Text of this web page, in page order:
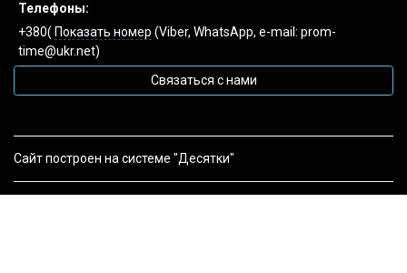
Телефоны:
+380( Показать номер (Viber, WhatsApp, e-mail: prom-
time@ukr.net)
Связаться с нами
Сайт построен на системе "Десятки"